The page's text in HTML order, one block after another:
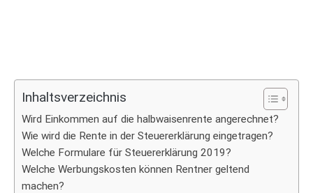
Inhaltsverzeichnis
Wird Einkommen auf die halbwaisenrente angerechnet?
Wie wird die Rente in der Steuererklärung eingetragen?
Welche Formulare für Steuererklärung 2019?
Welche Werbungskosten können Rentner geltend
machen?